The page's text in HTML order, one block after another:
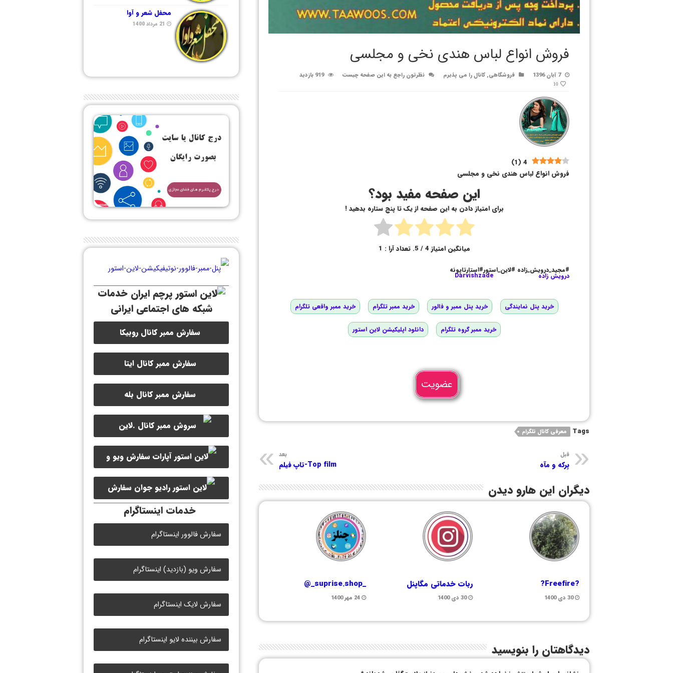
فروش انواع لباس هندی نخی و مجلسی
7 آبان 1396 فروشگاهی,کانال را می پذیرم نظرتون راجع به این صفحه چیست 919 بازدید
10
4
(
1
)
فروش انواع لباس هندی نخی و مجلسی
این صفحه مفید بود؟
برای امتیاز دادن به این صفحه از یک تا پنج ستاره بدهید !
میانگین امتیاز 4/ 5. تعداد آرا : 1
#مجید_درویش_زاده #لاین_استور#استارتاپونه
درویش زاده Darvishzade
خرید پنل نمایندگی خرید پنل ممبر و فالور خرید ممبر تلگرام خرید ممبر واقعی تلگرام
خرید ممبر گروه تلگرام دانلود اپلیکیشن لاین استور
عضویت
Tags معرفی کانال تلگرام
قبل
بِرکه و مآه
بعد
Top film-تاپ فیلم
دیگران این هارو دیدن
?Freefire?
30 دی 1400
ربات خدماتی مگاپنل
30 دی 1400
_suprise.shop_@
24 مهر 1400
دیدگاهتان را بنویسید
محفل شعر و آوا
21 مرداد 1400
خدمات
شبکه های اجتماعی ایرانی
سفارش ممبر کانال روبیکا
سفارش ممبر کانال ایتا
سفارش ممبر کانال بله
سفارش ممبر کانال سروش
سفارش ویو و
لایک ویدیو آپارات
سفارش
لایک رادیو جوان
خدمات اینستاگرام
سفارش فالوور اینستاگرام
سفارش ویو (بازدید) اینستاگرام
سفارش لایک اینستاگرام
سفارش بیننده لایو اینستاگرام